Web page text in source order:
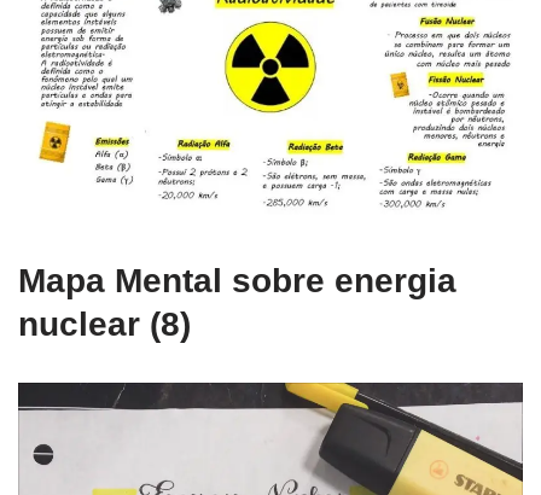
Mapa Mental sobre energia
nuclear (8)